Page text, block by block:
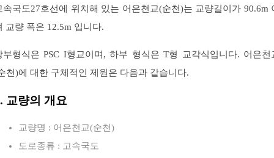
속국도27호선에 위치해 있는 어은천교(순천)는 교량길이가 90.6m
교량 폭은 12.5m 입니다.
부형식은 PSC I형교이며, 하부 형식은 T형 교각식입니다. 어은천
천)에 대한 구체적인 제원은 다음과 같습니다.
교량의 개요
교량명 : 어은천교(순천)
도로종류 : 고속국도